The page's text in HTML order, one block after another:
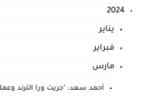
2024
يناير
فبراير
مارس
أحمد سعد: "جريت ورا الترند